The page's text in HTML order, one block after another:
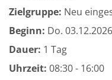
Zielgruppe: Neu
Beginn: Do. 03.12.2026
Dauer: 1 Tag
Uhrzeit: 08:30 - 16:00